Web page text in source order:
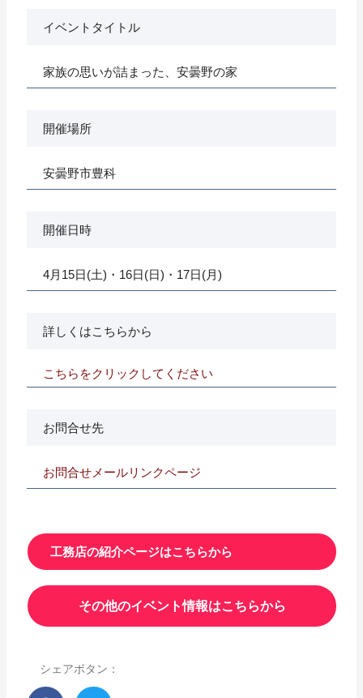
イベントタイトル
家族の思いが詰まった、安曇野の家
開催場所
安曇野市豊科
開催日時
4月15日(土)・16日(日)・17日(月)
詳しくはこちらから
こちらをクリックしてください
お問合せ先
お問合せメールリンクページ
工務店の紹介ページはこちらから
その他のイベント情報はこちらから
シェアボタン：